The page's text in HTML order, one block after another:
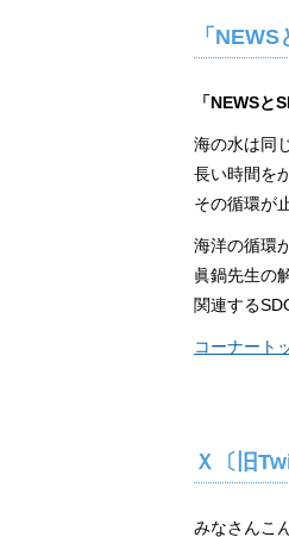
「
「NEWSと
海の水は同
長い時間を
その循環が
海洋の循環
眞鍋先生の
関連する
コーナート
Ｘ〔旧
みなさんこ